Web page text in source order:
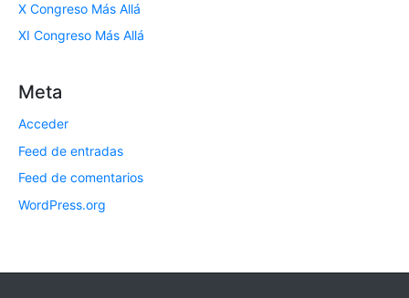
X Congreso Más Allá
XI Congreso Más Allá
Meta
Acceder
Feed de entradas
Feed de comentarios
WordPress.org